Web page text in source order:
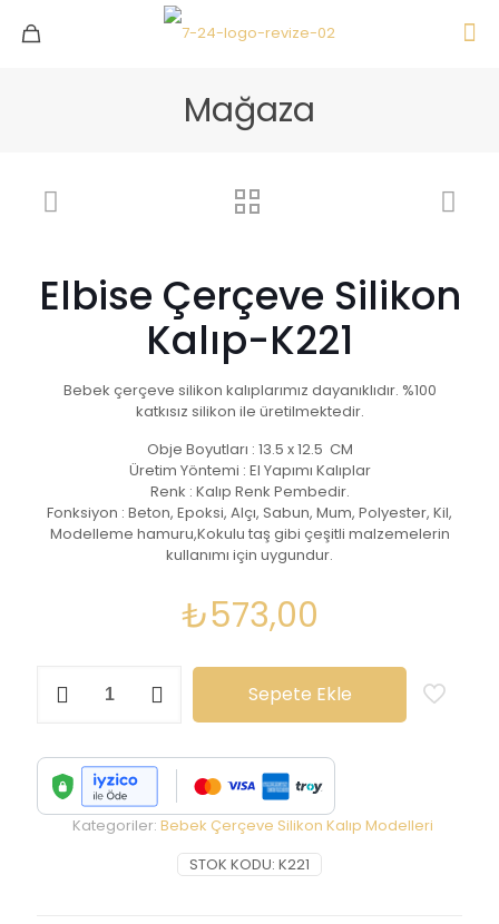
Mağaza
Elbise Çerçeve Silikon
Kalıp-K221
Bebek çerçeve silikon kalıplarımız dayanıklıdır. %100
katkısız silikon ile üretilmektedir.
Obje Boyutları : 13.5 x 12.5 CM
Üretim Yöntemi : El Yapımı Kalıplar
Renk : Kalıp Renk Pembedir.
Fonksiyon : Beton, Epoksi, Alçı, Sabun, Mum, Polyester, Kil,
Modelleme hamuru,Kokulu taş gibi çeşitli malzemelerin
kullanımı için uygundur.
₺573,00
Çerçeve
K221
adet
Sepete Ekle
STOK KODU: K221
Kategoriler: Bebek Çerçeve Silikon Kalıp Modelleri